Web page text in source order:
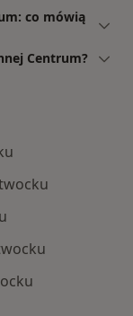
co mówią
Centrum?